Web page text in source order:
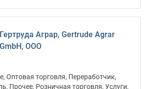
Гертруда Аграр, Gertrude Agrar
GmbH, ООО
Оптовая торговля, Переработчик,
Прочее, Розничная торговля, Услуги,